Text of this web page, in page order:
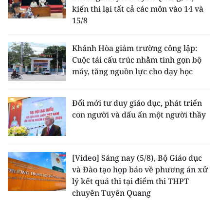
kiến thi lại tất cả các môn vào 14 và
15/8
Khánh Hòa giảm trường công lập:
Cuộc tái cấu trúc nhằm tinh gọn bộ
máy, tăng nguồn lực cho dạy học
Đổi mới tư duy giáo dục, phát triển
con người và dấu ấn một người thầy
[Video] Sáng nay (5/8), Bộ Giáo dục
và Đào tạo họp báo về phương án xử
lý kết quả thi tại điểm thi THPT
chuyên Tuyên Quang